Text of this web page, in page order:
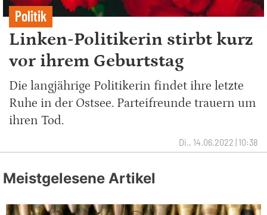
Politik
Linken-Politikerin stirbt kurz
vor ihrem Geburtstag
Die langjährige Politikerin findet ihre letzte
Ruhe in der Ostsee. Parteifreunde trauern um
ihren Tod.
Di., 14.06.2022 | 10:38
Meistgelesene Artikel